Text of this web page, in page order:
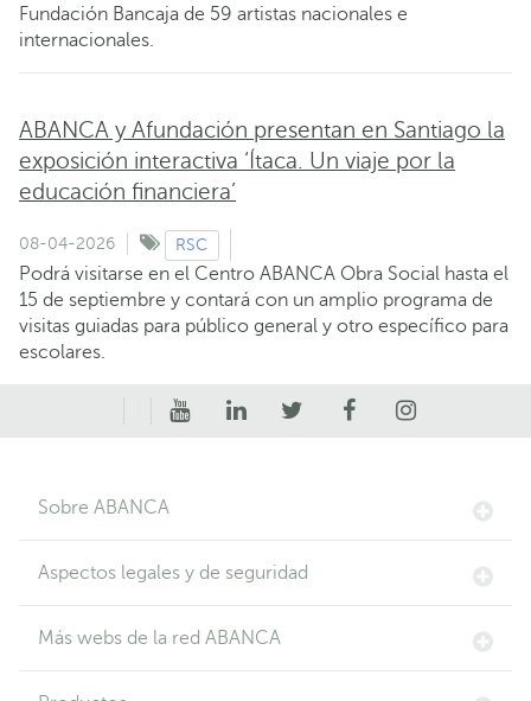
Fundación Bancaja de 59 artistas nacionales e
internacionales.
ABANCA y Afundación presentan en Santiago la
exposición interactiva ‘Ítaca. Un viaje por la
educación financiera’
08-04-2026 RSC
Podrá visitarse en el Centro ABANCA Obra Social hasta el
15 de septiembre y contará con un amplio programa de
visitas guiadas para público general y otro específico para
escolares.
Sobre ABANCA
Aspectos legales y de seguridad
Más webs de la red ABANCA